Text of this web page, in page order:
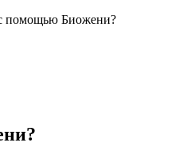
помощью Биожени?